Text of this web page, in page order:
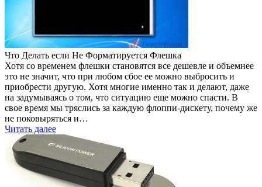
Что Делать если Не Форматируется Флешка
Хотя со временем флешки становятся все дешевле и объемнее
это не значит, что при любом сбое ее можно выбросить и
приобрести другую. Хотя многие именно так и делают, даже
на задумываясь о том, что ситуацию еще можно спасти. В
свое время мы тряслись за каждую флоппи-дискету, почему же
не поковыряться и…
Читать далее